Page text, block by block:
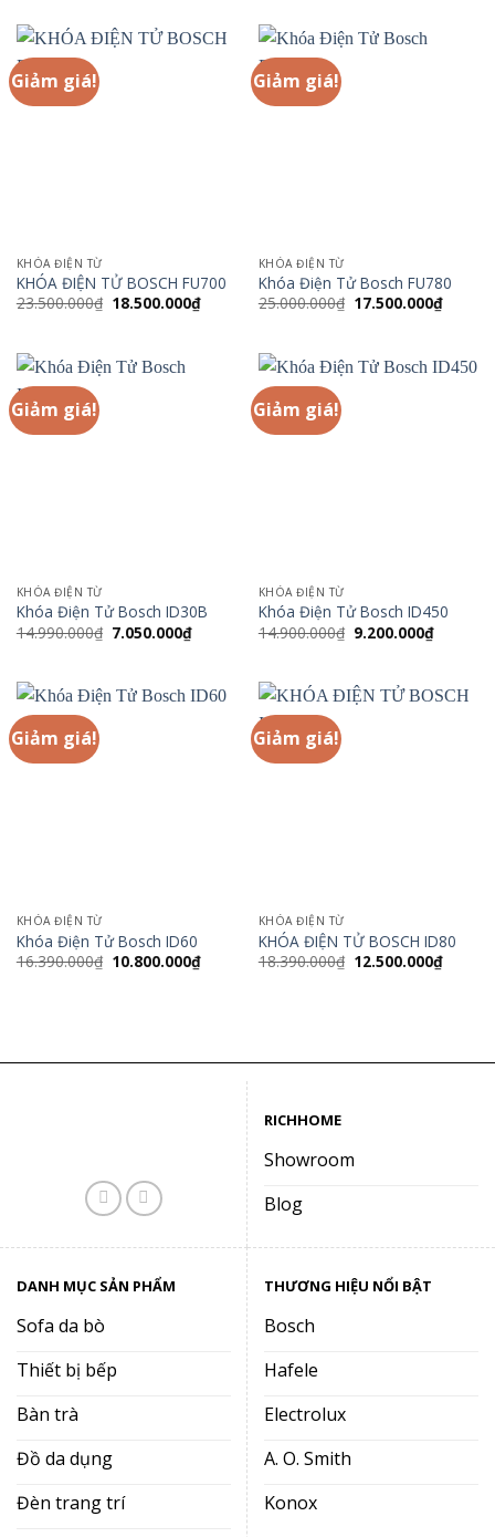
20.400.000₫.
Giảm giá!
KHÓA ĐIỆN TỪ
KHÓA ĐIỆN TỬ BOSCH FU700
23.500.000₫ Giá
18.500.000₫Giá
hiện
18.500.000₫.
Giảm giá!
KHÓA ĐIỆN TỪ
Khóa Điện Tử Bosch FU780
25.000.000₫ Giá
17.500.000₫Giá
hiện
Giảm giá!
KHÓA ĐIỆN TỪ
Khóa Điện Tử Bosch ID30B
14.990.000₫ Giá
gốc
7.050.000₫Giá
hiện
7.050.000₫.
Giảm giá!
KHÓA ĐIỆN TỪ
Khóa Điện Tử Bosch ID450
14.900.000₫ Giá
gốc
9.200.000₫Giá
hiện
Giảm giá!
KHÓA ĐIỆN TỪ
Khóa Điện Tử Bosch ID60
16.390.000₫ Giá
gốc
10.800.000₫Giá
hiện
Giảm giá!
KHÓA ĐIỆN TỪ
KHÓA ĐIỆN TỬ BOSCH ID80
18.390.000₫ Giá
gốc
12.500.000₫Giá
hiện
RICHHOME
Showroom
Blog
DANH MỤC SẢN PHẨM
Sofa da bò
Thiết bị bếp
Bàn trà
Đồ da dụng
Đèn trang trí
THƯƠNG HIỆU NỔI BẬT
Bosch
Hafele
Electrolux
A. O. Smith
Konox